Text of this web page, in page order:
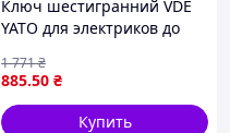
Ключ шестигранний VDE
YATO для электриков до
мм для безопасного
монтажа
885.50 ₴
1 771₴
Купить